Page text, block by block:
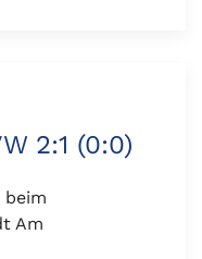
2:1 (0:0)
beim
Am